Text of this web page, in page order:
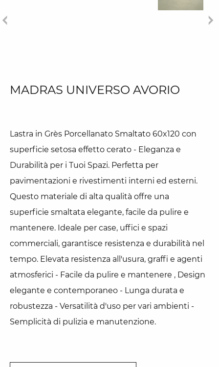
MADRAS UNIVERSO AVORIO
Lastra in Grès Porcellanato Smaltato 60x120 con
superficie setosa effetto cerato - Eleganza e
Durabilità per i Tuoi Spazi. Perfetta per
pavimentazioni e rivestimenti interni ed esterni.
Questo materiale di alta qualità offre una
superficie smaltata elegante, facile da pulire e
mantenere. Ideale per case, uffici e spazi
commerciali, garantisce resistenza e durabilità nel
tempo. Elevata resistenza all'usura, graffi e agenti
atmosferici - Facile da pulire e mantenere , Design
elegante e contemporaneo - Lunga durata e
robustezza - Versatilità d'uso per vari ambienti -
Semplicità di pulizia e manutenzione.